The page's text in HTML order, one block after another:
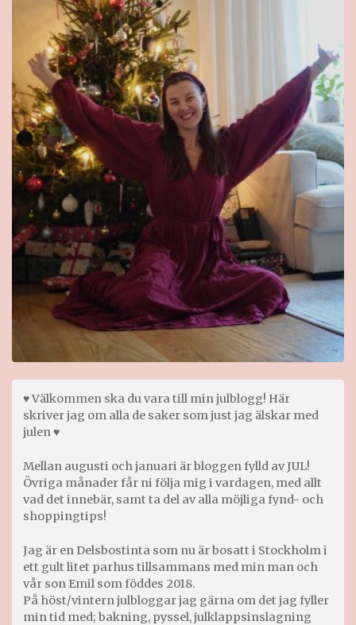
♥ Välkommen ska du vara till min julblogg! Här
skriver jag om alla de saker som just jag älskar med
julen ♥
Mellan augusti och januari är bloggen fylld av JUL!
Övriga månader får ni följa mig i vardagen, med allt
vad det innebär, samt ta del av alla möjliga fynd- och
shoppingtips!
Jag är en Delsbostinta som nu är bosatt i Stockholm i
ett gult litet parhus tillsammans med min man och
vår son Emil som föddes 2018.
På höst/vintern julbloggar jag gärna om det jag fyller
min tid med; bakning, pyssel, julklappsinslagning